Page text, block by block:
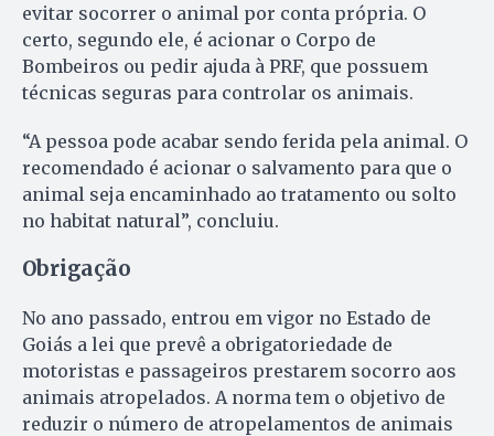
evitar socorrer o animal por conta própria. O
certo, segundo ele, é acionar o Corpo de
Bombeiros ou pedir ajuda à PRF, que possuem
técnicas seguras para controlar os animais.
“A pessoa pode acabar sendo ferida pela animal. O
recomendado é acionar o salvamento para que o
animal seja encaminhado ao tratamento ou solto
no habitat natural”, concluiu.
Obrigação
No ano passado, entrou em vigor no Estado de
Goiás a lei que prevê a obrigatoriedade de
motoristas e passageiros prestarem socorro aos
animais atropelados. A norma tem o objetivo de
reduzir o número de atropelamentos de animais